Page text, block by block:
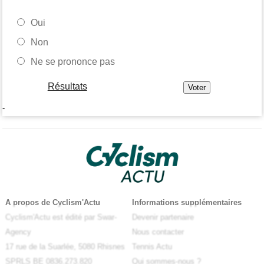
Oui
Non
Ne se prononce pas
Résultats
-
A propos de Cyclism'Actu
Cyclism'Actu est édité par Swar-
Agency
17 rue de la Suarlée, 5080 Rhisnes
SPRLS BE 0836.273.820
Informations supplémentaires
Devenir partenaire
Nous contacter
Tennis Actu
Qui sommes-nous ?